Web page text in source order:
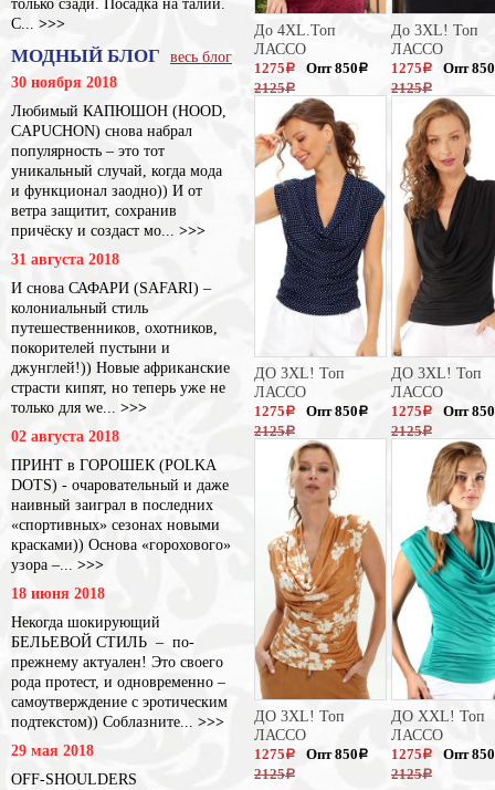
только сзади. Посадка на талии.
С... >>>
МОДНЫЙ БЛОГ
весь блог
30 ноября 2018
Любимый КАПЮШОН (HOOD,
CAPUCHON) снова набрал
популярность – это тот
уникальный случай, когда мода
и функционал заодно)) И от
ветра защитит, сохранив
причёску и создаст мо... >>>
31 августа 2018
И снова САФАРИ (SAFARI) –
колониальный стиль
путешественников, охотников,
покорителей пустыни и
джунглей!)) Новые африканские
страсти кипят, но теперь уже не
только для we... >>>
02 августа 2018
ПРИНТ в ГОРОШЕК (POLKA
DOTS) - очаровательный и даже
наивный заиграл в последних
«спортивных» сезонах новыми
красками)) Основа «горохового»
узора –... >>>
18 июня 2018
Некогда шокирующий
БЕЛЬЕВОЙ СТИЛЬ – по-
прежнему актуален! Это своего
рода протест, и одновременно –
самоутверждение с эротическим
подтекстом)) Соблазните... >>>
29 мая 2018
OFF-SHOULDERS
До 4XL.Топ
ЛАССО
1275 a
2125a
Опт 850 a
До 3XL! Топ
ЛАССО
1275 a
2125a
Опт 850
ДО 3XL! Топ
ЛАССО
1275 a
2125a
Опт 850 a
ДО 3XL! Топ
ЛАССО
1275 a
2125a
Опт 850
ДО 3XL! Топ
ЛАССО
1275 a
2125a
Опт 850 a
ДО XXL! Топ
ЛАССО
1275 a
2125a
Опт 850